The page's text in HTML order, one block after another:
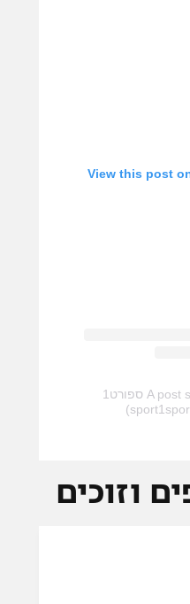
View this post
A post shared by ספורט1
וזוכים